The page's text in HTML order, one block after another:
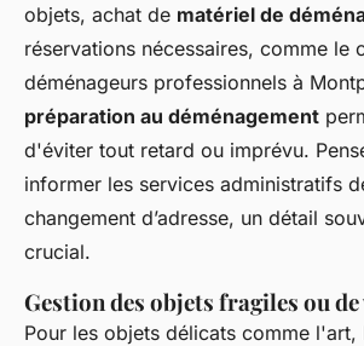
objets, achat de matériel de
réservations nécessaires, comme le
déménageurs professionnels à
préparation au déménagement
d'éviter tout retard ou imprévu.
informer les services administratifs
changement d’adresse, un détail
crucial.
Gestion des objets fragiles ou
Pour les objets délicats comme l'art,